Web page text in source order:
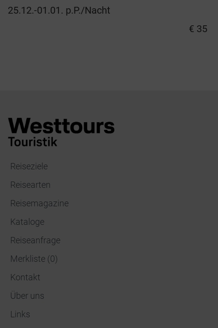
25.12.-01.01. p.P./Nacht
€ 35
Reiseziele
Reisearten
Reisemagazine
Kataloge
Reiseanfrage
Merkliste (0)
Kontakt
Über uns
Links